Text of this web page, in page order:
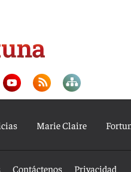
Marie Claire
Contáctenos Privacidad